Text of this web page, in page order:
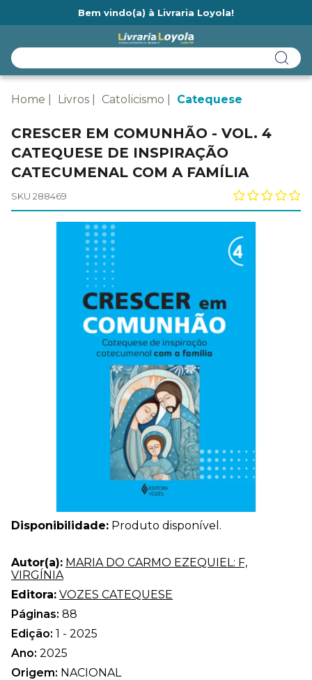
Bem vindo(a) à Livraria Loyola!
Home Livros Catolicismo Catequese
CRESCER EM COMUNHÃO - VOL. 4
CATEQUESE DE INSPIRAÇÃO
CATECUMENAL COM A FAMÍLIA
SKU 288469
Disponibilidade: Produto disponível.
Autor(a): MARIA DO CARMO EZEQUIEL: F,
VIRGÍNIA
Editora: VOZES CATEQUESE
Páginas: 88
Edição: 1 - 2025
Ano: 2025
Origem: NACIONAL